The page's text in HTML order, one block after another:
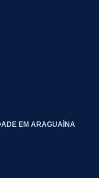
EM ARAGUAÍNA